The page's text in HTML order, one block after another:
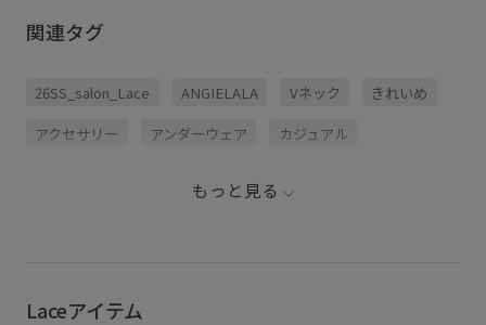
関連タグ
26SS_salon_Lace ANGIELALA Vネック きれいめ
アクセサリー アンダーウェア カジュアル
ヴィンテージ
もっと見る
Laceアイテム